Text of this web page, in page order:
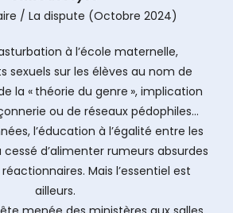
/ La dispute (Octobre 2024)
à l’école maternelle,
sexuels sur les élèves au nom de
la « théorie du genre », implication
ou de réseaux pédophiles…
l’éducation à l’égalité entre les
cessé d’alimenter rumeurs absurdes
Mais l’essentiel est
ailleurs.